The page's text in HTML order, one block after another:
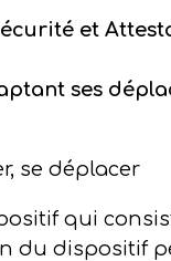
et
ses
se déplacer
qui
du dispositif